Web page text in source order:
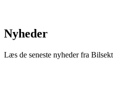
Nyheder
Læs de seneste nyheder fra